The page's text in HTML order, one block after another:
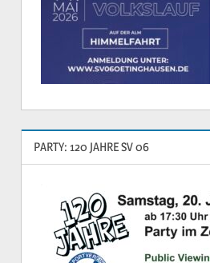
PARTY: 120 JAHRE SV 06